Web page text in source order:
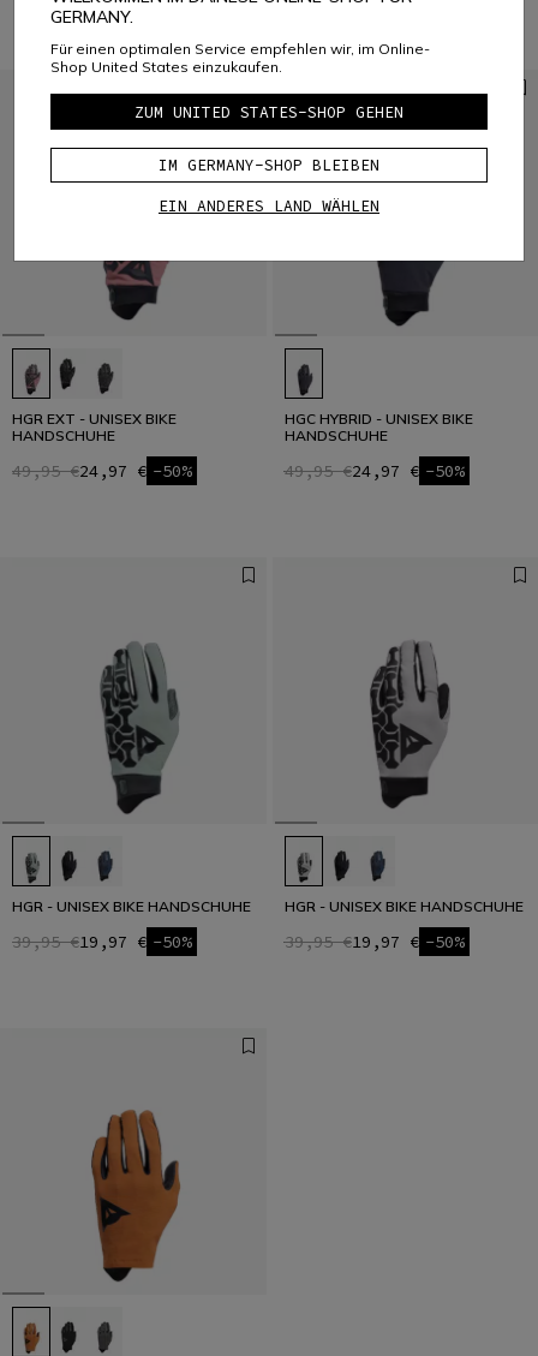
HGR EXT - UNISEX BIKE
HANDSCHUHE
49,95 €24,97 € -50%
HGC HYBRID - UNISEX BIKE
HANDSCHUHE
49,95 €24,97 € -50%
HGR - UNISEX BIKE HANDSCHUHE
39,95 €19,97 € -50%
HGR - UNISEX BIKE HANDSCHUHE
39,95 €19,97 € -50%
GERMANY.
Für einen optimalen Service empfehlen wir, im Online-
Shop United States einzukaufen.
ZUM UNITED STATES-SHOP GEHEN
IM GERMANY-SHOP BLEIBEN
EIN ANDERES LAND WÄHLEN